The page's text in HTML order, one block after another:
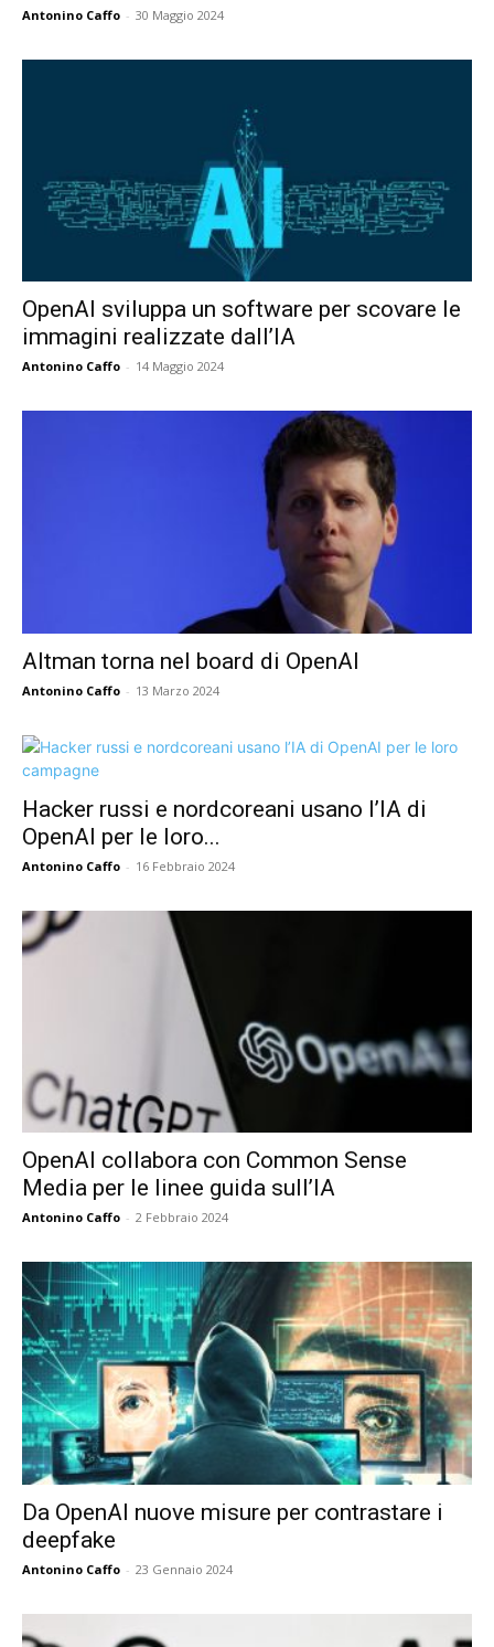
Antonino Caffo - 30 Maggio 2024
OpenAI sviluppa un software per scovare le
immagini realizzate dall’IA
Antonino Caffo - 14 Maggio 2024
Altman torna nel board di OpenAI
Antonino Caffo - 13 Marzo 2024
Hacker russi e nordcoreani usano l’IA di
OpenAI per le loro...
Antonino Caffo - 16 Febbraio 2024
OpenAI collabora con Common Sense
Media per le linee guida sull’IA
Antonino Caffo - 2 Febbraio 2024
Da OpenAI nuove misure per contrastare i
deepfake
Antonino Caffo - 23 Gennaio 2024